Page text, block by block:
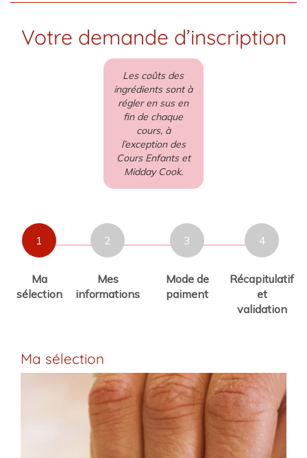
Votre demande d’inscription
Les coûts des
ingrédients sont à
régler en sus en
fin de chaque
cours, à
l’exception des
Cours Enfants et
Midday Cook.
1
Ma
sélection
2
Mes
informations
3
Mode de
paiment
4
Récapitulatif
et
validation
Ma sélection